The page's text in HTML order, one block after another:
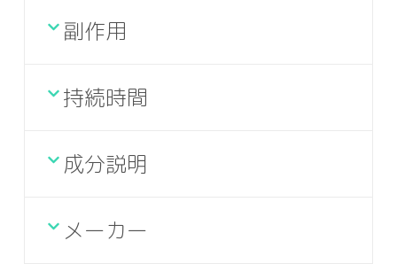
副作用
持続時間
成分説明
メーカー